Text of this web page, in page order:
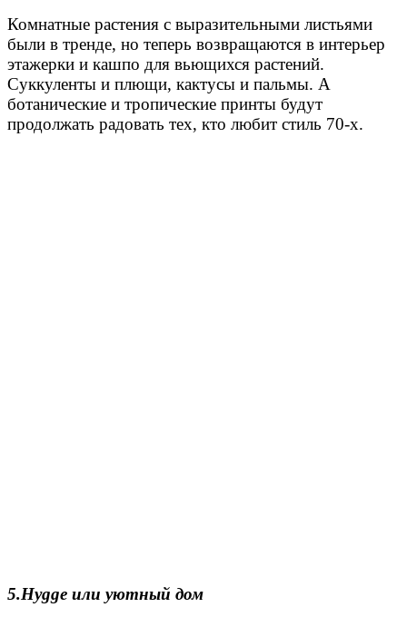
Комнатные растения с выразительными листьями
были в тренде, но теперь возвращаются в интерьер
этажерки и кашпо для вьющихся растений.
Суккуленты и плющи, кактусы и пальмы. А
ботанические и тропические принты будут
продолжать радовать тех, кто любит стиль 70-х.
5.Hygge или уютный дом